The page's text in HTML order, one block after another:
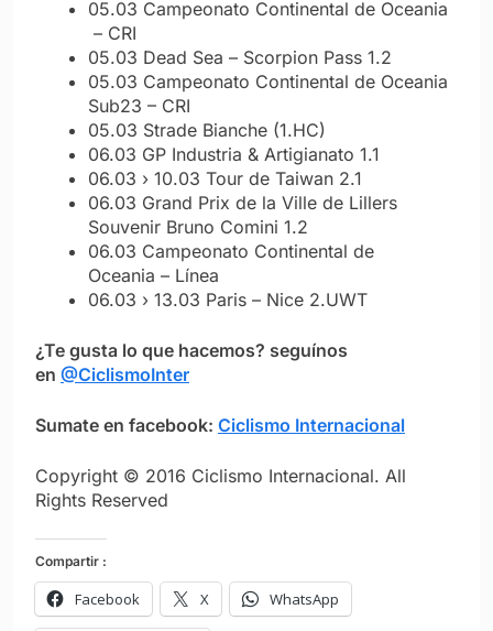
05.03 Campeonato Continental de Oceania
– CRI
05.03 Dead Sea – Scorpion Pass 1.2
05.03 Campeonato Continental de Oceania
Sub23 – CRI
05.03 Strade Bianche (1.HC)
06.03 GP Industria & Artigianato 1.1
06.03 › 10.03 Tour de Taiwan 2.1
06.03 Grand Prix de la Ville de Lillers
Souvenir Bruno Comini 1.2
06.03 Campeonato Continental de
Oceania – Línea
06.03 › 13.03 Paris – Nice 2.UWT
¿Te gusta lo que hacemos? seguínos
en @CiclismoInter
Sumate en facebook: Ciclismo Internacional
Copyright © 2016 Ciclismo Internacional. All
Rights Reserved
Compartir :
Facebook X WhatsApp